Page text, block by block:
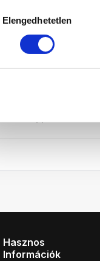
Elengedhetetlen
Budapest
Kétágyas
Ultra All
Kétágyas
Hasznos
Információk